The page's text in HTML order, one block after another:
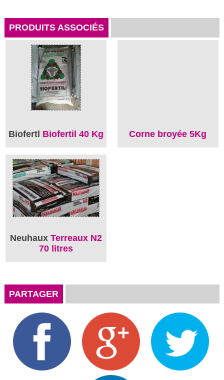
PRODUITS ASSOCIÉS
Biofertl Biofertil 40 Kg Corne broyée 5Kg
NeuhauxTerreaux N2
70 litres
PARTAGER